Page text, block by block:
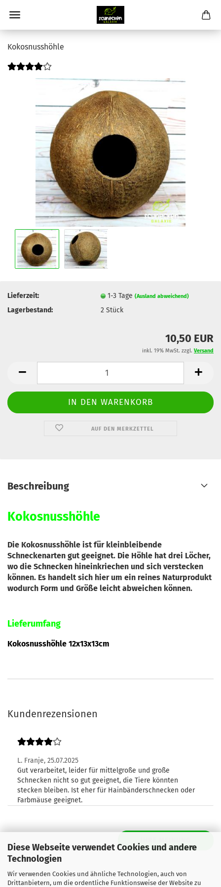
Diese Webseite verwendet Cookies und andere
Technologien
Wir verwenden Cookies und ähnliche Technologien, auch von
Drittanbietern, um die ordentliche Funktionsweise der Website zu
Kokosnusshöhle
Lieferzeit: 1-3 Tage(Ausland abweichend)
Lagerbestand: 2Stück
10,50 EUR
inkl. 19% MwSt. zzgl. Versand
AUF DEN MERKZETTEL
Beschreibung
Kokosnusshöhle
Die Kokosnusshöhle ist für kleinbleibende
Schneckenarten gut geeignet. Die Höhle hat drei Löcher,
wo die Schnecken hineinkriechen und sich verstecken
können. Es handelt sich hier um ein reines Naturprodukt
wodurch Form und Größe leicht abweichen können.
Lieferumfang
Kokosnusshöhle 12x13x13cm
Kundenrezensionen
L. Franje, 25.07.2025
Gut verarbeitet, leider für mittelgroße und große
Schnecken nicht so gut geeignet, die Tiere könnten
stecken bleiben. Ist eher für Hainbänderschnecken oder
Farbmäuse geeignet.